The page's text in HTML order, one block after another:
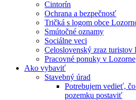
Cintorín
Ochrana a bezpečnosť
Tričká s logom obce
Smútočné oznamy
Sociálne veci
Celoslovenský zraz
Pracovné ponuky v Lozorne
Ako vybaviť
Stavebný úrad
Potrebujem vedieť,
pozemku postaviť